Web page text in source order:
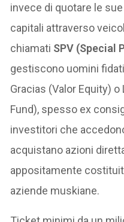
invece di quotare le
capitali attraverso
chiamati SPV (Special
gestiscono uomini
Gracias (Valor Equity)
Fund), spesso ex
investitori che
acquistano azioni
appositamente
aziende muskiane.